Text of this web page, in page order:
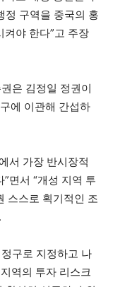
정 구역을 중국의 홍
야 한다”고 주장
은 김정일 정권이
에 이관해 간섭하
서 가장 반시장적
면서 “개성 지역 투
스스로 획기적인 조
구로 지정하고 나
역의 투자 리스크